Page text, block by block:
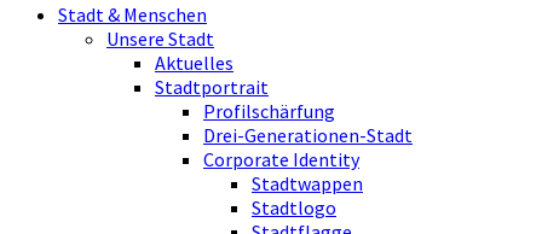
Stadt & Menschen
Unsere Stadt
Aktuelles
Stadtportrait
Profilschärfung
Drei-Generationen-Stadt
Corporate Identity
Stadtwappen
Stadtlogo